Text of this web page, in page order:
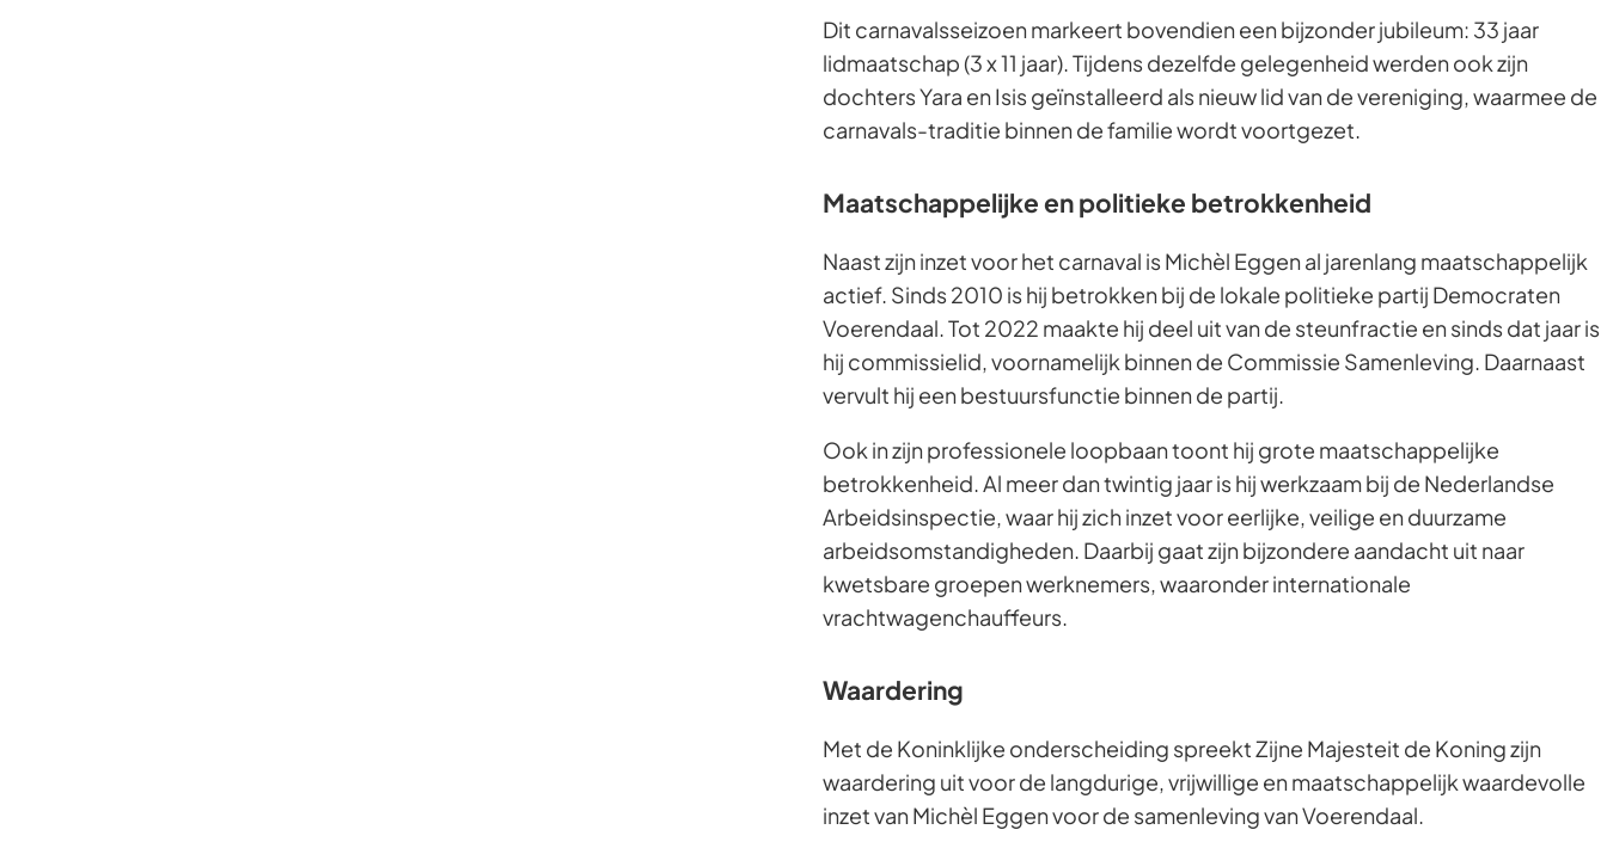
Dit carnavalsseizoen markeert bovendien een bijzonder jubileum: 33 jaar
lidmaatschap (3 x 11 jaar). Tijdens dezelfde gelegenheid werden ook zijn
dochters Yara en Isis geïnstalleerd als nieuw lid van de vereniging, waarmee de
carnavals-traditie binnen de familie wordt voortgezet.
Maatschappelijke en politieke betrokkenheid
Naast zijn inzet voor het carnaval is Michèl Eggen al jarenlang maatschappelijk
actief. Sinds 2010 is hij betrokken bij de lokale politieke partij Democraten
Voerendaal. Tot 2022 maakte hij deel uit van de steunfractie en sinds dat jaar is
hij commissielid, voornamelijk binnen de Commissie Samenleving. Daarnaast
vervult hij een bestuursfunctie binnen de partij.
Ook in zijn professionele loopbaan toont hij grote maatschappelijke
betrokkenheid. Al meer dan twintig jaar is hij werkzaam bij de Nederlandse
Arbeidsinspectie, waar hij zich inzet voor eerlijke, veilige en duurzame
arbeidsomstandigheden. Daarbij gaat zijn bijzondere aandacht uit naar
kwetsbare groepen werknemers, waaronder internationale
vrachtwagenchauffeurs.
Waardering
Met de Koninklijke onderscheiding spreekt Zijne Majesteit de Koning zijn
waardering uit voor de langdurige, vrijwillige en maatschappelijk waardevolle
inzet van Michèl Eggen voor de samenleving van Voerendaal.